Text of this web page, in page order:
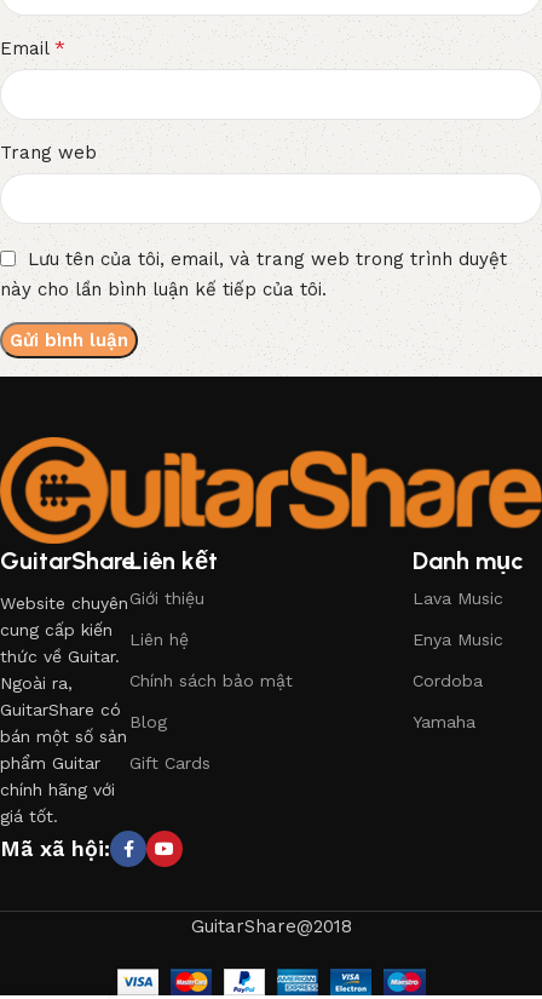
Email *
Trang web
Lưu tên của tôi, email, và trang web trong trình duyệt
này cho lần bình luận kế tiếp của tôi.
GuitarShare
Website chuyên
cung cấp kiến
thức về Guitar.
Ngoài ra,
GuitarShare có
bán một số sản
phẩm Guitar
chính hãng với
giá tốt.
Liên kết
Giới thiệu
Liên hệ
Chính sách bảo mật
Blog
Gift Cards
Danh mục
Lava Music
Enya Music
Cordoba
Yamaha
Mã xã hội:
GuitarShare@2018